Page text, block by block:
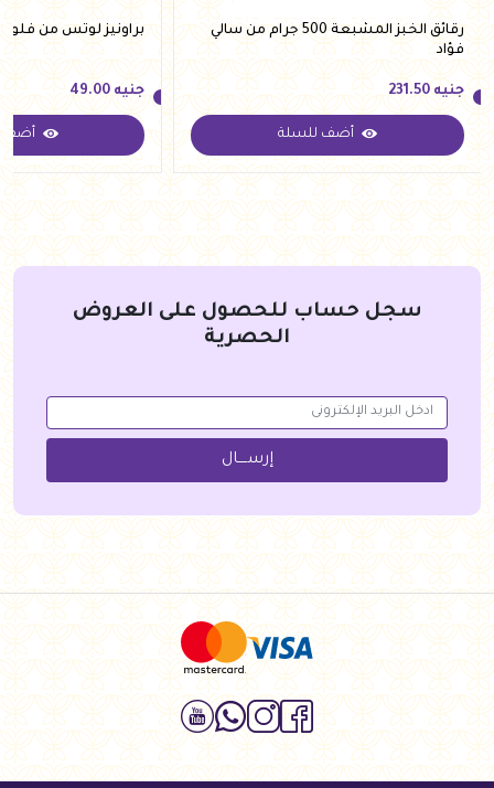
رقائق الخبز المشبعة 500 جرام من سالي
فؤاد
جنيه
جنيه 231.50
أضف للسلة
براونيز لوتس من
جنيه
جنيه 49.00
أضف
سجل حساب للحصول على العروض
الحصرية
إرســــال